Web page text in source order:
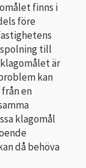
finns i
före
till
är
kan
en
klagomål
då behöva